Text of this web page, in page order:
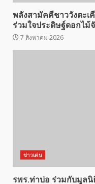
พลังสามัคคีชาววังตะเ
ร่วมใจประดิษฐ์ดอกไม้
7 สิงหาคม 2026
ข่าวเด่น
รพร.ท่าบ่อ ร่วมกับมูล